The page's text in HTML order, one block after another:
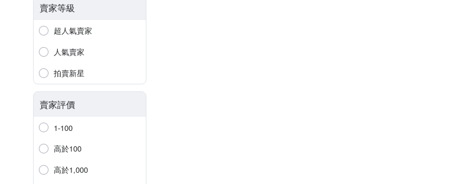
賣家等級
超人氣賣家
人氣賣家
拍賣新星
賣家評價
1-100
高於100
高於1,000